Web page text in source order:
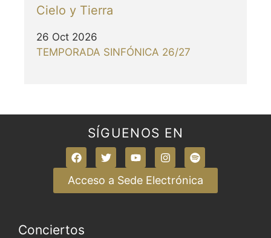
Cielo y Tierra
26 Oct 2026
TEMPORADA SINFÓNICA 26/27
SÍGUENOS EN
Acceso a Sede Electrónica
Conciertos